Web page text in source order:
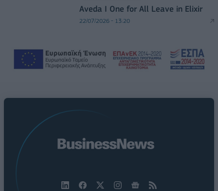
Aveda I One for All Leave in Elixir
22/07/2026 - 13:20